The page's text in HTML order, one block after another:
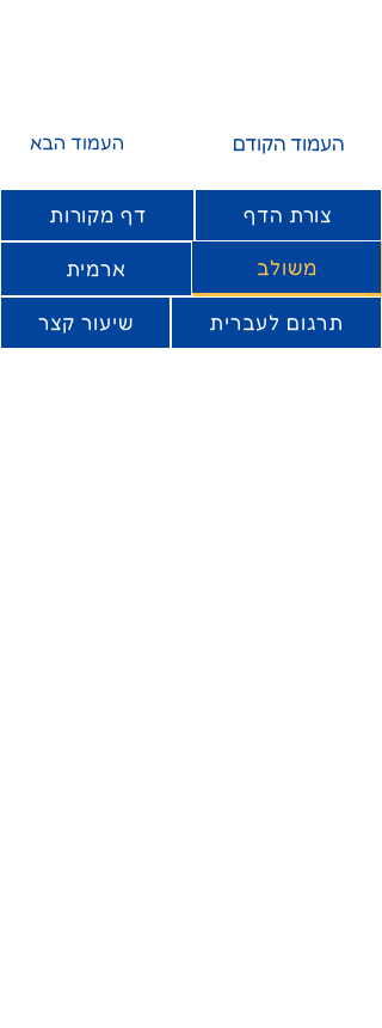
העמוד הבא העמוד הקודם
צורת הדף דף מקורות
משולב ארמית
תרגום לעברית שיעור קצר